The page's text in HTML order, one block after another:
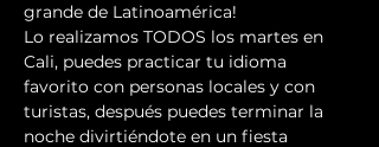
grande de Latinoamérica!
Lo realizamos TODOS los martes en
Cali, puedes practicar tu idioma
favorito con personas locales y con
turistas, después puedes terminar la
noche divirtiéndote en un fiesta